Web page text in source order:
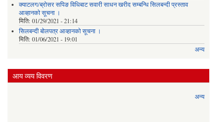
क्याटलग/ब्रोसर सपिङ विधिबाट सवारी साधन खरीद सम्बन्धि सिलबन्दी प्रस्ताव
आव्हानको सूचना ।
मिति: 01/29/2021 - 21:14
सिलबन्दी बोलपत्र आव्हानको सूचना ।
मिति: 01/06/2021 - 19:01
अन्य
आय व्यय विवरण
अन्य